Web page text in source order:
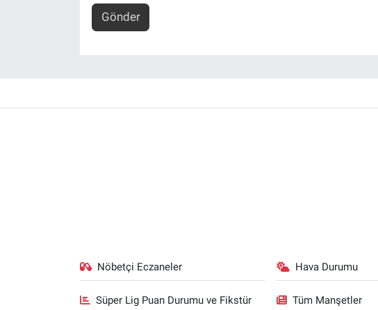
Gönder
Nöbetçi Eczaneler Hava Durumu
Süper Lig Puan Durumu ve Fikstür Tüm Manşetler